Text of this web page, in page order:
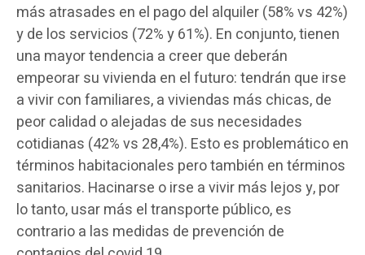
más atrasades en el pago del alquiler (58% vs 42%)
y de los servicios (72% y 61%). En conjunto, tienen
una mayor tendencia a creer que deberán
empeorar su vivienda en el futuro: tendrán que irse
a vivir con familiares, a viviendas más chicas, de
peor calidad o alejadas de sus necesidades
cotidianas (42% vs 28,4%). Esto es problemático en
términos habitacionales pero también en términos
sanitarios. Hacinarse o irse a vivir más lejos y, por
lo tanto, usar más el transporte público, es
contrario a las medidas de prevención de